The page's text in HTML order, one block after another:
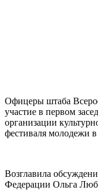
Офицеры штаба
участие в первом
организации
фестиваля молодежи в
Возглавила
Федерации Ольга